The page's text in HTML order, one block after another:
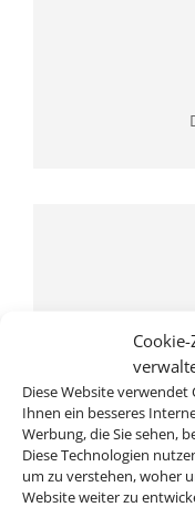
Diese Website
Ihnen ein besseres
Werbung, die Sie sehen,
Diese Technologien
um zu verstehen, woher
Website weiter zu